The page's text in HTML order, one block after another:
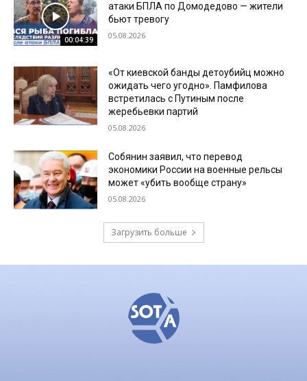
00:04:39
атаки БПЛА по Домодедово — жители
бьют тревогу
05.08.2026
«От киевской банды детоубийц можно
ожидать чего угодно». Памфилова
встретилась с Путиным после
жеребьевки партий
05.08.2026
Собянин заявил, что перевод
экономики России на военные рельсы
может «убить вообще страну»
05.08.2026
Загрузить больше